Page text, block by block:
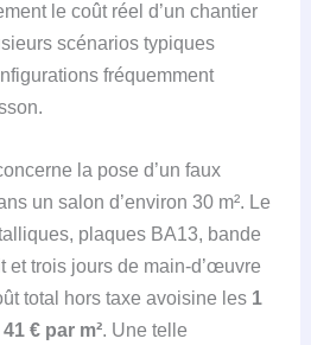
le coût réel d’un chantier
scénarios typiques
fréquemment
la pose d’un faux
un salon d’environ 30 m². Le
plaques BA13, bande
et trois jours de main-d’œuvre
total hors taxe avoisine les 1
41 € par m². Une telle